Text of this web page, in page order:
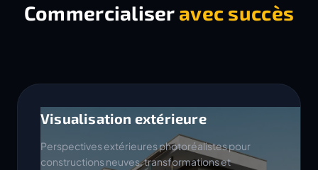
Commercialiser avec succès
Visualisation extérieure
Perspectives extérieures photoréalistes pour
constructions neuves, transformations et